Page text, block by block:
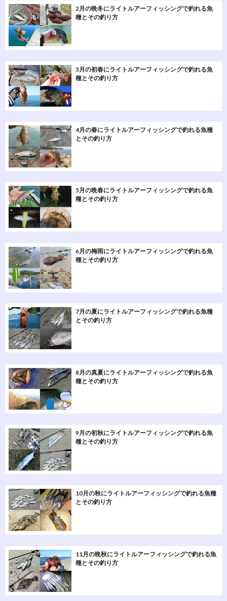
2月の晩冬にライトルアーフィッシングで釣れる魚
種とその釣り方
3月の初春にライトルアーフィッシングで釣れる魚
種とその釣り方
4月の春にライトルアーフィッシングで釣れる魚種
とその釣り方
5月の晩春にライトルアーフィッシングで釣れる魚
種とその釣り方
6月の梅雨にライトルアーフィッシングで釣れる魚
種とその釣り方
7月の夏にライトルアーフィッシングで釣れる魚種
とその釣り方
8月の真夏にライトルアーフィッシングで釣れる魚
種とその釣り方
9月の初秋にライトルアーフィッシングで釣れる魚
種とその釣り方
10月の秋にライトルアーフィッシングで釣れる魚種
とその釣り方
11月の晩秋にライトルアーフィッシングで釣れる魚
種とその釣り方